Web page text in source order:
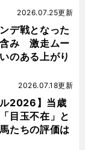
デ戦となった
含み 激走ムー
のある上がり
2026.07.25更新
ル2026】当歳
目玉不在」と
たちの評価は
2026.07.18更新